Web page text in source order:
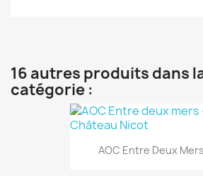
16 autres produits dans
catégorie :
AOC Entre Deux